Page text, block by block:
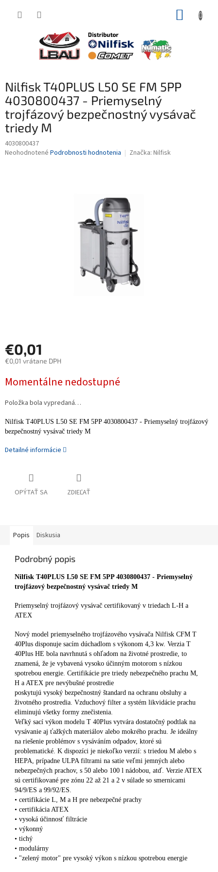
Nilfisk T40PLUS L50 SE FM 5PP
4030800437 - Priemyselný
trojfázový bezpečnostný vysávač
triedy M
4030800437
Priemerné
Neohodnotené Podrobnosti hodnotenia Značka: Nilfisk
€0,01
€0,01 vrátane DPH
cena:
Momentálne nedostupné
Položka bola vypredaná…
Nilfisk T40PLUS L50 SE FM 5PP 4030800437 - Priemyselný trojfázový
bezpečnostný vysávač triedy M
Detailné informácie
OPÝTAŤ SA ZDIEĽAŤ
Popis Diskusia
Podrobný popis
Nilfisk T40PLUS L50 SE FM 5PP 4030800437 - Priemyselný
trojfázový bezpečnostný vysávač triedy M
Priemyselný trojfázový vysávač certifikovaný v triedach L-H a
ATEX
Nový model priemyselného trojfázového vysávača Nilfisk CFM T
40Plus disponuje sacím dúchadlom s výkonom 4,3 kw. Verzia T
40Plus HE bola navrhnutá s ohľadom na životné prostredie, to
znamená, že je vybavená vysoko účinným motorom s nízkou
spotrebou energie. Certifikácie pre triedy nebezpečného prachu M,
H a ATEX pre nevýbušné prostredie
poskytujú vysoký bezpečnostný štandard na ochranu obsluhy a
životného prostredia. Vzduchový filter a systém likvidácie prachu
eliminujú všetky formy znečistenia.
Veľký sací výkon modelu T 40Plus vytvára dostatočný podtlak na
vysávanie aj ťažkých materiálov alebo mokrého prachu. Je ideálny
na riešenie problémov s vysáváním odpadov, ktoré sú
problematické. K dispozíci je niekoľko verzií: s triedou M alebo s
HEPA, prípadne ULPA filtrami na satie veľmi jemných alebo
nebezpečných prachov, s 50 alebo 100 l nádobou, atď. Verzie ATEX
sú certifikované pre zónu 22 až 21 a 2 v súlade so smernicami
94/9/ES a 99/92/ES.
• certifikácie L, M a H pre nebezpečné prachy
• certifikácia ATEX
• vysoká účinnosť filtrácie
• výkonný
• tichý
• modulárny
• "zelený motor" pre vysoký výkon s nízkou spotrebou energie